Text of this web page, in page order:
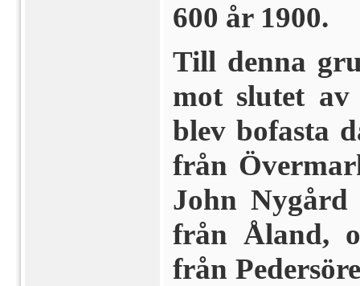
600 år 1900.
Till denna
mot slutet av
blev bofasta
från
John
från Åland,
från